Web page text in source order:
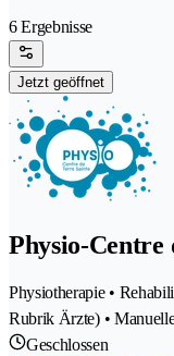
6 Ergebnisse
Jetzt geöffnet
Physio-Centre
Physiotherapie •
Rubrik Ärzte) •
Geschlossen